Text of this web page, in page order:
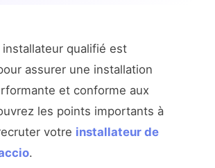
qualifié est
assurer une installation
et conforme aux
les points importants à
votre installateur de
.